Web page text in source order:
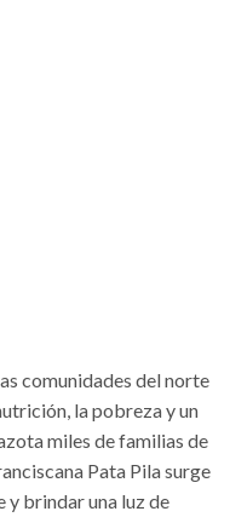
comunidades del norte
la pobreza y un
miles de familias de
Pata Pila surge
brindar una luz de